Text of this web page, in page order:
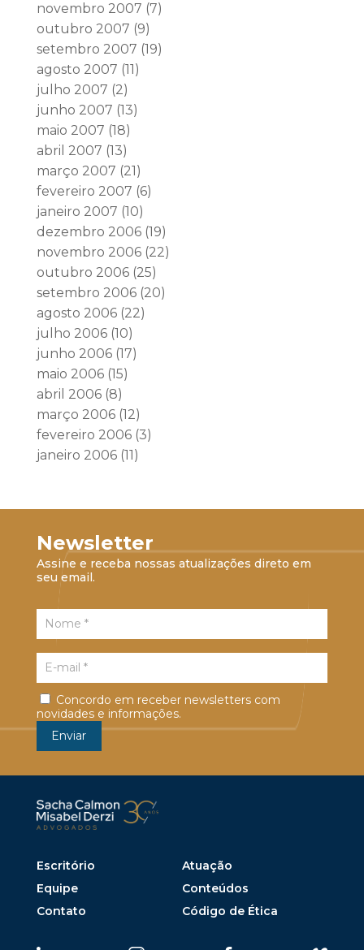
novembro 2007 (7)
outubro 2007 (9)
setembro 2007 (19)
agosto 2007 (11)
julho 2007 (2)
junho 2007 (13)
maio 2007 (18)
abril 2007 (13)
março 2007 (21)
fevereiro 2007 (6)
janeiro 2007 (10)
dezembro 2006(19)
novembro 2006(22)
outubro 2006(25)
setembro 2006(20)
agosto 2006(22)
julho 2006(10)
junho 2006(17)
maio 2006(15)
abril 2006(8)
março 2006(12)
fevereiro 2006(3)
janeiro 2006(11)
Newsletter
Assine e receba nossas atualizações direto em
seu email.
Concordo em receber newsletters com
novidades e informações.
Escritório
Atuação
Equipe
Conteúdos
Contato
Código de Ética